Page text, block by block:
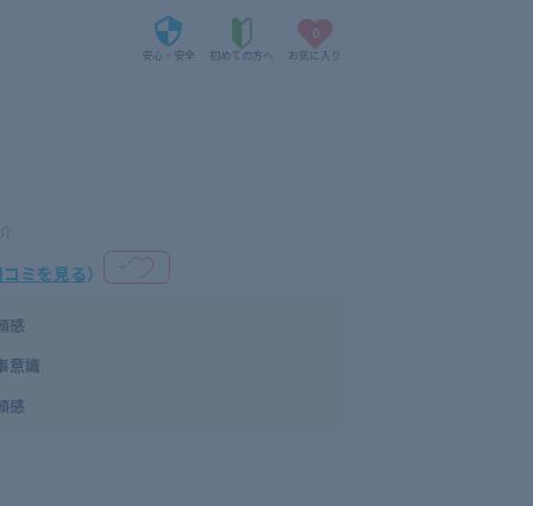
安心・安全 初めての方へ
0
お気に入り
ミを見る） ＋
感
意識
感